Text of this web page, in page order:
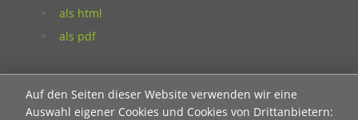
Auf den Seiten dieser Website verwenden wir eine
Auswahl eigener Cookies und Cookies von Drittanbietern:
als html
als pdf
wecken":